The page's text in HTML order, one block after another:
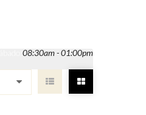
08:30am - 01:00pm